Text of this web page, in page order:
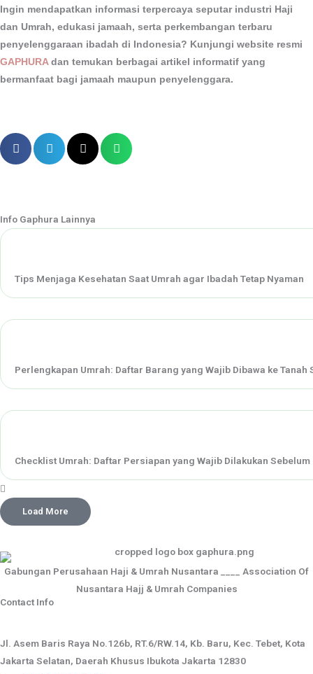
Ingin mendapatkan informasi terpercaya seputar industri Haji
dan Umrah, edukasi jamaah, serta perkembangan terbaru
penyelenggaraan ibadah di Indonesia? Kunjungi website resmi
GAPHURA dan temukan berbagai artikel informatif yang
bermanfaat bagi jamaah maupun penyelenggara.
Info Gaphura Lainnya
Tips Menjaga Kesehatan Saat Umrah agar Ibadah Tetap Nyaman
Perlengkapan Umrah: Daftar Barang yang Wajib Dibawa ke Tanah
Checklist Umrah: Daftar Persiapan yang Wajib Dilakukan
Load More
Gabungan Perusahaan Haji & Umrah Nusantara ____ Association Of
Nusantara Hajj & Umrah Companies
Contact Info
Jl. Asem Baris Raya No.126b, RT.6/RW.14, Kb. Baru, Kec. Tebet, Kota
Jakarta Selatan, Daerah Khusus Ibukota Jakarta 12830